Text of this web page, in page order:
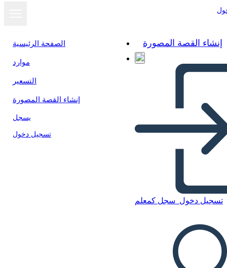
الصفحة الرئيسية
موارد
التسعير
إنشاء القصة المصورة
يسجل
تسجيل دخول
إنشاء القصة المصورة
تسجيل دخول سجل كمعلم
13 Brochure Sulle Colonie